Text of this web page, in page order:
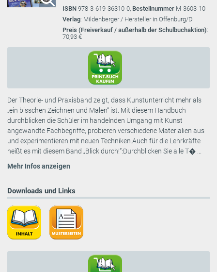
ISBN 978-3-619-36310-0, Bestellnummer M-3603-10
Verlag: Mildenberger / Hersteller in Offenburg/D
Preis (Freiverkauf / außerhalb der Schulbuchaktion):
70,93 €
Der Theorie- und Praxisband zeigt, dass Kunstunterricht mehr als
„ein bisschen Zeichnen und Malen“ ist. Mit diesem Handbuch
durchblicken die Schüler im handelnden Umgang mit Kunst
angewandte Fachbegriffe, probieren verschiedene Materialien aus
und experimentieren mit neuen Techniken.Auch für die Lehrkräfte
heißt es mit diesem Band „Blick durch!“:Durchblicken Sie alle T� ...
Mehr Infos anzeigen
Downloads und Links